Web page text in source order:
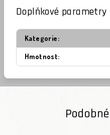
Doplňkové parametry
Kategorie:
Hmotnost: